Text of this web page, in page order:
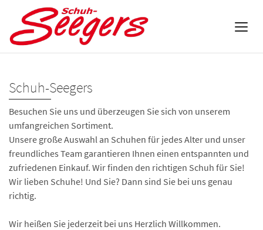
Schuh-Seegers
Besuchen Sie uns und überzeugen Sie sich von unserem
umfangreichen Sortiment.
Unsere große Auswahl an Schuhen für jedes Alter und unser
freundliches Team garantieren Ihnen einen entspannten und
zufriedenen Einkauf. Wir finden den richtigen Schuh für Sie!
Wir lieben Schuhe! Und Sie? Dann sind Sie bei uns genau
richtig.
Wir heißen Sie jederzeit bei uns Herzlich Willkommen.